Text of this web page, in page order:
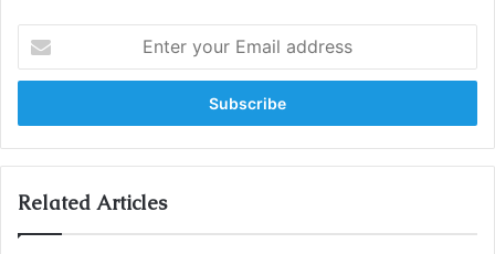
t
r
y
u
E
Related Articles